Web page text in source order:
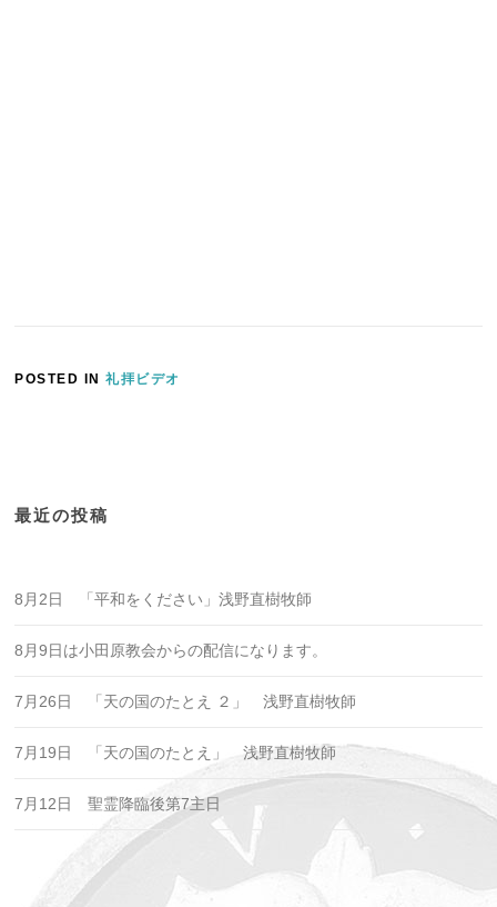
POSTED IN礼拝ビデオ
最近の投稿
8月2日 「平和をください」浅野直樹牧師
8月9日は小田原教会からの配信になります。
7月26日 「天の国のたとえ ２」 浅野直樹牧師
7月19日 「天の国のたとえ」 浅野直樹牧師
7月12日 聖霊降臨後第7主日